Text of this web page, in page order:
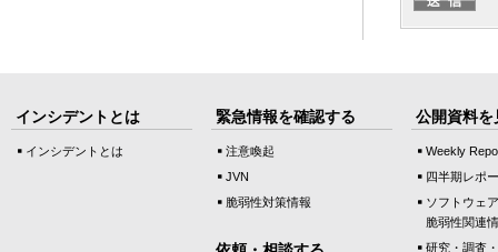
インシデントとは
インシデントとは
緊急情報を確認する
注意喚起
JVN
脆弱性対策情報
公開資料を
Weekly
四半期レポ
ソフトウェ
脆弱性関連
研究・調査